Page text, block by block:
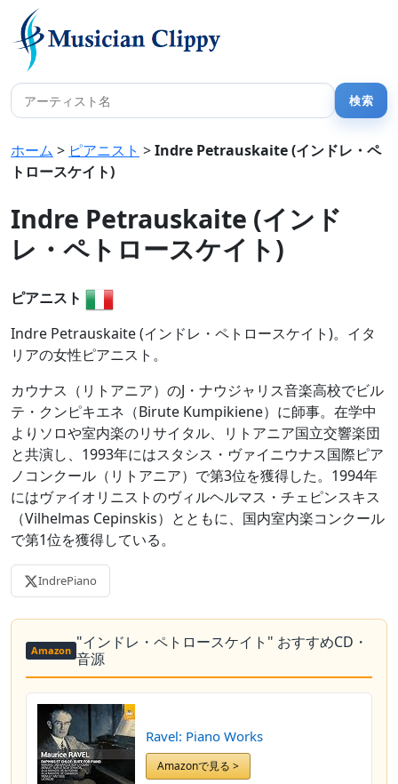
ホーム > ピアニスト >Indre Petrauskaite (インドレ・ペ
トロースケイト)
Indre Petrauskaite (インド
レ・ペトロースケイト)
ピアニスト
Indre Petrauskaite (インドレ・ペトロースケイト)。イタ
リアの女性ピアニスト。
カウナス（リトアニア）のJ・ナウジャリス音楽高校でビル
テ・クンピキエネ（Birute Kumpikiene）に師事。在学中
よりソロや室内楽のリサイタル、リトアニア国立交響楽団
と共演し、1993年にはスタシス・ヴァイニウナス国際ピア
ノコンクール（リトアニア）で第3位を獲得した。1994年
にはヴァイオリニストのヴィルヘルマス・チェピンスキス
（Vilhelmas Cepinskis）とともに、国内室内楽コンクール
で第1位を獲得している。
IndrePiano
Amazon "インドレ・ペトロースケイト" おすすめCD・
音源
Ravel: Piano Works
Amazonで見る >